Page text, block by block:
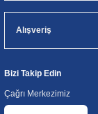
Alışveriş
Bizi Takip Edin
Çağrı Merkezimiz